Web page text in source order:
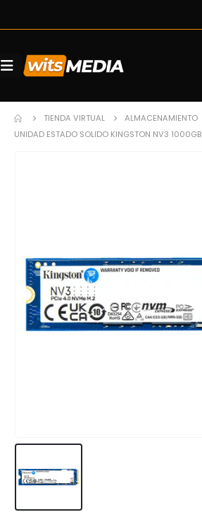
TIENDA VIRTUAL
ALMACENAMIENTO
UNIDAD ESTADO SOLIDO KINGSTON NV3 1000GB